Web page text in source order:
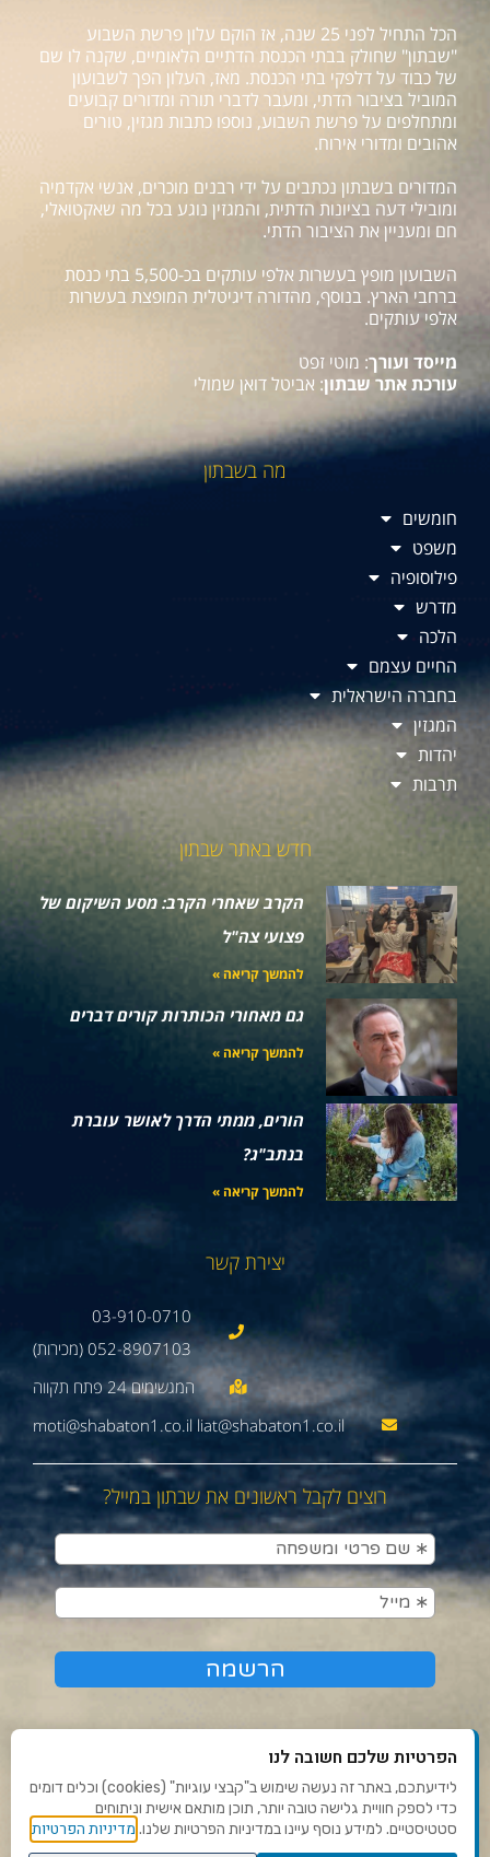
הכל התחיל לפני 25 שנה, אז הוקם עלון פרשת השבוע
"שבתון" שחולק בבתי הכנסת הדתיים הלאומיים, שקנה לו שם
של כבוד על דלפקי בתי הכנסת. מאז, העלון הפך לשבועון
המוביל בציבור הדתי, ומעבר לדברי תורה ומדורים קבועים
ומתחלפים על פרשת השבוע, נוספו כתבות מגזין, טורים
אהובים ומדורי אירוח.
המדורים בשבתון נכתבים על ידי רבנים מוכרים, אנשי אקדמיה
ומובילי דעה בציונות הדתית, והמגזין נוגע בכל מה שאקטואלי,
חם ומעניין את הציבור הדתי.
השבועון מופץ בעשרות אלפי עותקים בכ-5,500 בתי כנסת
ברחבי הארץ. בנוסף, מהדורה דיגיטלית המופצת בעשרות
אלפי עותקים.
מייסד ועורך: מוטי זפט
עורכת אתר שבתון: אביטל דואן שמולי
מה בשבתון
חומשים
משפט
פילוסופיה
מדרש
הלכה
החיים עצמם
בחברה הישראלית
המגזין
יהדות
תרבות
חדש באתר שבתון
הקרב שאחרי הקרב: מסע השיקום של
פצועי צה"ל
להמשך קריאה »
גם מאחורי הכותרות קורים דברים
להמשך קריאה »
הורים, ממתי הדרך לאושר עוברת
בנתב"ג?
להמשך קריאה »
יצירת קשר
03-910-0710
052-8907103 (מכירות)
moti@shabaton1.co.il liat@shabaton1.co.il
רוצים לקבל ראשונים את שבתון במייל?
תנאי שימוש ומדיניות פרטיות
הפרטיות שלכם חשובה לנו
לידיעתכם, באתר זה נעשה שימוש ב"קבצי עוגיות" (cookies) וכלים דומים
כדי לספק חוויית גלישה טובה יותר, תוכן מותאם אישית וניתוחים
סטטיסטיים. למידע נוסף עיינו במדיניות הפרטיות שלנו. מדיניות הפרטיות